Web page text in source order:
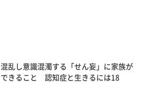
混乱し意識混濁する「せん妄」に家族が
できること 認知症と生きるには18